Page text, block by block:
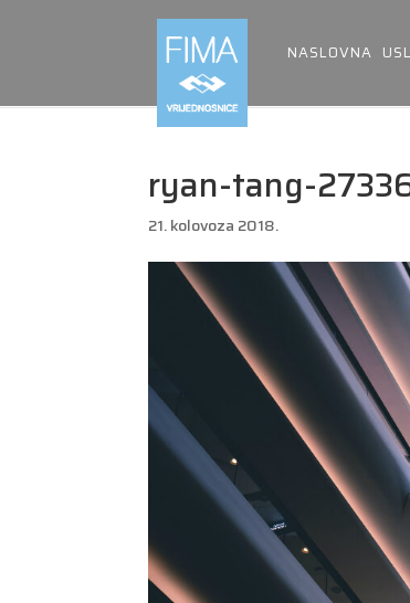
NASLOVNA
ryan-tang-
21. kolovoza 2018.